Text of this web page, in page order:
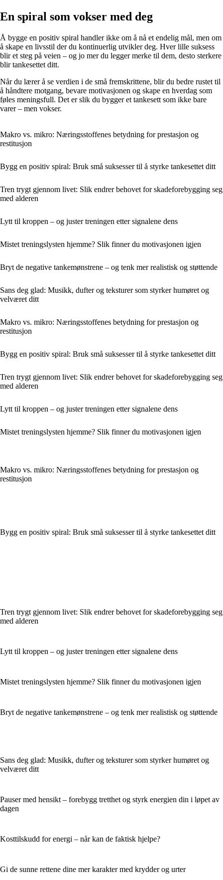
En spiral som vokser med deg
Å bygge en positiv spiral handler ikke om å nå et endelig mål, men om
å skape en livsstil der du kontinuerlig utvikler deg. Hver lille suksess
blir et steg på veien – og jo mer du legger merke til dem, desto sterkere
blir tankesettet ditt.
Når du lærer å se verdien i de små fremskrittene, blir du bedre rustet til
å håndtere motgang, bevare motivasjonen og skape en hverdag som
føles meningsfull. Det er slik du bygger et tankesett som ikke bare
varer – men vokser.
Makro vs. mikro: Næringsstoffenes betydning for prestasjon og
restitusjon
Bygg en positiv spiral: Bruk små suksesser til å styrke tankesettet ditt
Tren trygt gjennom livet: Slik endrer behovet for skadeforebygging seg
med alderen
Lytt til kroppen – og juster treningen etter signalene dens
Mistet treningslysten hjemme? Slik finner du motivasjonen igjen
Bryt de negative tankemønstrene – og tenk mer realistisk og støttende
Sans deg glad: Musikk, dufter og teksturer som styrker humøret og
velværet ditt
Makro vs. mikro: Næringsstoffenes betydning for prestasjon og
restitusjon
Bygg en positiv spiral: Bruk små suksesser til å styrke tankesettet ditt
Tren trygt gjennom livet: Slik endrer behovet for skadeforebygging seg
med alderen
Lytt til kroppen – og juster treningen etter signalene dens
Mistet treningslysten hjemme? Slik finner du motivasjonen igjen
Makro vs. mikro: Næringsstoffenes betydning for prestasjon og
restitusjon
Bygg en positiv spiral: Bruk små suksesser til å styrke tankesettet ditt
Tren trygt gjennom livet: Slik endrer behovet for skadeforebygging seg
med alderen
Lytt til kroppen – og juster treningen etter signalene dens
Mistet treningslysten hjemme? Slik finner du motivasjonen igjen
Bryt de negative tankemønstrene – og tenk mer realistisk og støttende
Sans deg glad: Musikk, dufter og teksturer som styrker humøret og
velværet ditt
Pauser med hensikt – forebygg tretthet og styrk energien din i løpet av
dagen
Kosttilskudd for energi – når kan de faktisk hjelpe?
Gi de sunne rettene dine mer karakter med krydder og urter